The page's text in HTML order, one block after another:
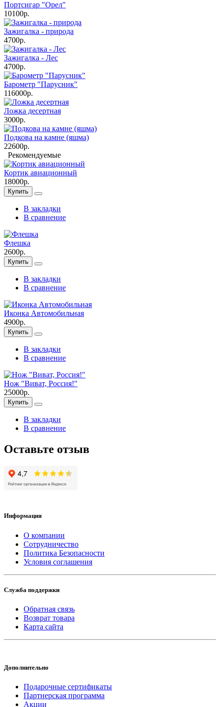
Портсигар "Орел"
10100р.
Зажигалка - природа
4700р.
Зажигалка - Лес
4700р.
Барометр "Парусник"
116000р.
Ложка десертная
3000р.
Подкова на камне (яшма)
22600р.
Рекомендуемые
Кортик авиационный
18000р.
Купить
В закладки
В сравнение
Флешка
2600р.
Купить
В закладки
В сравнение
Иконка Автомобильная
4900р.
Купить
В закладки
В сравнение
Нож "Виват, Россия!"
25000р.
Купить
В закладки
В сравнение
Оставьте отзыв
Информация
О компании
Сотрудничество
Политика Безопасности
Условия соглашения
Служба поддержки
Обратная связь
Возврат товара
Карта сайта
Дополнительно
Подарочные сертификаты
Партнерская программа
Акции